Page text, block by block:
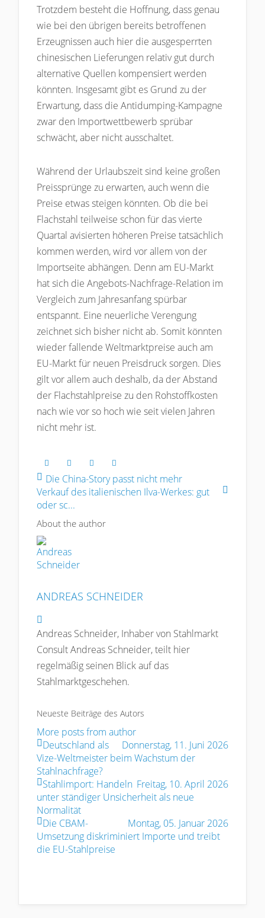
Trotzdem besteht die Hoffnung, dass genau
wie bei den übrigen bereits betroffenen
Erzeugnissen auch hier die ausgesperrten
chinesischen Lieferungen relativ gut durch
alternative Quellen kompensiert werden
könnten. Insgesamt gibt es Grund zu der
Erwartung, dass die Antidumping-Kampagne
zwar den Importwettbewerb sprübar
schwächt, aber nicht ausschaltet.
Während der Urlaubszeit sind keine großen
Preissprünge zu erwarten, auch wenn die
Preise etwas steigen könnten. Ob die bei
Flachstahl teilweise schon für das vierte
Quartal avisierten höheren Preise tatsächlich
kommen werden, wird vor allem von der
Importseite abhängen. Denn am EU-Markt
hat sich die Angebots-Nachfrage-Relation im
Vergleich zum Jahresanfang spürbar
entspannt. Eine neuerliche Verengung
zeichnet sich bisher nicht ab. Somit könnten
wieder fallende Weltmarktpreise auch am
EU-Markt für neuen Preisdruck sorgen. Dies
gilt vor allem auch deshalb, da der Abstand
der Flachstahlpreise zu den Rohstoffkosten
nach wie vor so hoch wie seit vielen Jahren
nicht mehr ist.
Die China-Story passt nicht mehr
Verkauf des italienischen Ilva-Werkes: gut
oder sc...
About the author
ANDREAS SCHNEIDER
Andreas Schneider, Inhaber von Stahlmarkt
Consult Andreas Schneider, teilt hier
regelmäßig seinen Blick auf das
Stahlmarktgeschehen.
Neueste Beiträge des Autors
More posts from author
Donnerstag, 11. Juni 2026
Deutschland als
Vize-Weltmeister beim Wachstum der
Stahlnachfrage?
Freitag, 10. April 2026
Stahlimport: Handeln
unter ständiger Unsicherheit als neue
Normalität
Montag, 05. Januar 2026
Die CBAM-
Umsetzung diskriminiert Importe und treibt
die EU-Stahlpreise